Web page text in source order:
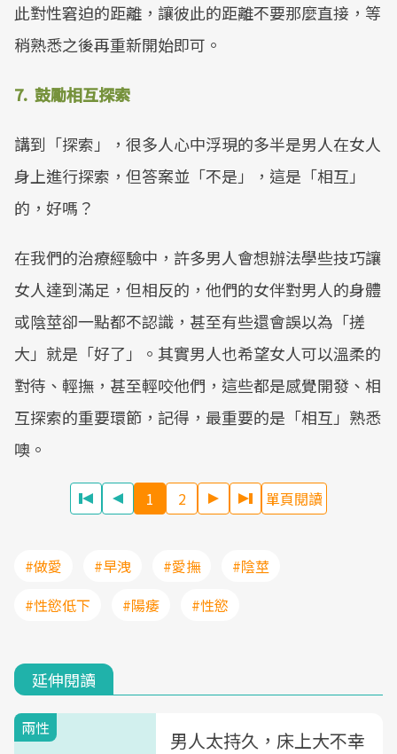
此對性窘迫的距離，讓彼此的距離不要那麼直接，等
稍熟悉之後再重新開始即可。
7. 鼓勵相互探索
講到「探索」，很多人心中浮現的多半是男人在女人
身上進行探索，但答案並「不是」，這是「相互」
的，好嗎？
在我們的治療經驗中，許多男人會想辦法學些技巧讓
女人達到滿足，但相反的，他們的女伴對男人的身體
或陰莖卻一點都不認識，甚至有些還會誤以為「搓
大」就是「好了」。其實男人也希望女人可以溫柔的
對待、輕撫，甚至輕咬他們，這些都是感覺開發、相
互探索的重要環節，記得，最重要的是「相互」熟悉
噢。
1 2 單頁閱讀
#做愛 #早洩 #愛撫
#陰莖
#性慾低下
#陽痿 #性慾
延伸閱讀
兩性 男人太持久，床上大不幸